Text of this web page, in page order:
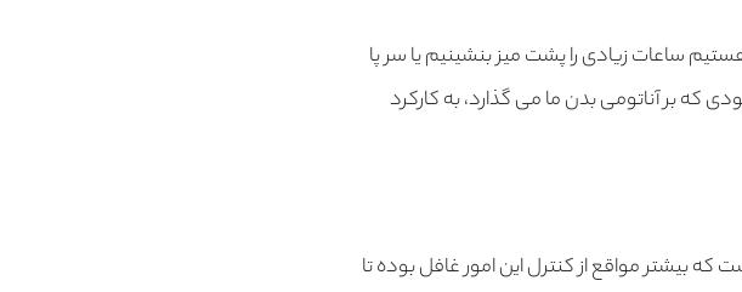
ساعات زیادی را پشت میز بنشینیم یا سر پا
که بر آناتومی بدن ما می گذارد، به کارکرد
بیشتر مواقع از کنترل این امور غافل بوده تا